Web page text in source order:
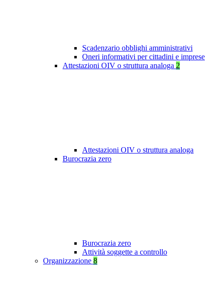
Scadenzario obblighi amministrativi
Oneri informativi per cittadini e imprese
Attestazioni OIV o struttura analoga 2
Attestazioni OIV o struttura analoga
Burocrazia zero
Burocrazia zero
Attività soggette a controllo
Organizzazione 8